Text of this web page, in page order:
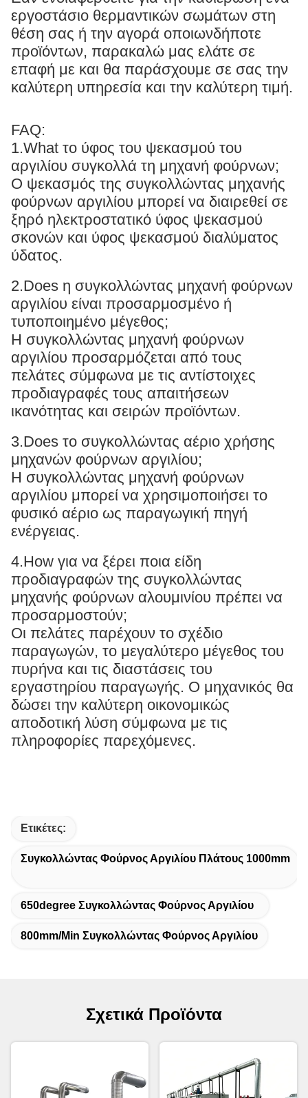
εργοστάσιο θερμαντικών σωμάτων στη
θέση σας ή την αγορά οποιωνδήποτε
προϊόντων, παρακαλώ μας ελάτε σε
επαφή με και θα παράσχουμε σε σας την
καλύτερη υπηρεσία και την καλύτερη τιμή.
FAQ:
1.What το ύφος του ψεκασμού του
αργιλίου συγκολλά τη μηχανή φούρνων;
Ο ψεκασμός της συγκολλώντας μηχανής
φούρνων αργιλίου μπορεί να διαιρεθεί σε
ξηρό ηλεκτροστατικό ύφος ψεκασμού
σκονών και ύφος ψεκασμού διαλύματος
ύδατος.
2.Does η συγκολλώντας μηχανή φούρνων
αργιλίου είναι προσαρμοσμένο ή
τυποποιημένο μέγεθος;
Η συγκολλώντας μηχανή φούρνων
αργιλίου προσαρμόζεται από τους
πελάτες σύμφωνα με τις αντίστοιχες
προδιαγραφές τους απαιτήσεων
ικανότητας και σειρών προϊόντων.
3.Does το συγκολλώντας αέριο χρήσης
μηχανών φούρνων αργιλίου;
Η συγκολλώντας μηχανή φούρνων
αργιλίου μπορεί να χρησιμοποιήσει το
φυσικό αέριο ως παραγωγική πηγή
ενέργειας.
4.How για να ξέρει ποια είδη
προδιαγραφών της συγκολλώντας
μηχανής φούρνων αλουμινίου πρέπει να
προσαρμοστούν;
Οι πελάτες παρέχουν το σχέδιο
παραγωγών, το μεγαλύτερο μέγεθος του
πυρήνα και τις διαστάσεις του
εργαστηρίου παραγωγής. Ο μηχανικός θα
δώσει την καλύτερη οικονομικώς
αποδοτική λύση σύμφωνα με τις
πληροφορίες παρεχόμενες.
Ετικέτες:
Συγκολλώντας Φούρνος Αργιλίου Πλάτους 1000mm
650degree Συγκολλώντας Φούρνος Αργιλίου
800mm/Min Συγκολλώντας Φούρνος Αργιλίου
Σχετικά Προϊόντα